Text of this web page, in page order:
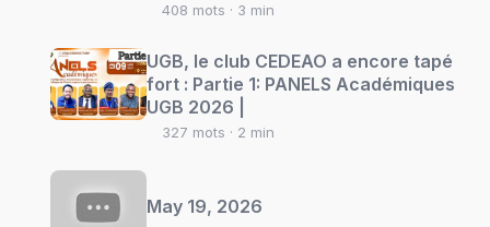
408 mots · 3 min
UGB, le club CEDEAO a encore tapé
fort : Partie 1: PANELS Académiques
UGB 2026 |
327 mots · 2 min
May 19, 2026